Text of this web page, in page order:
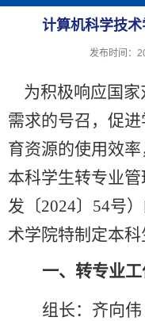
计算机科学技
发布时间：
为积极响应国家
需求的号召，促
育资源的使用效
本科学生转专业管
发 〔2024〕 54号）
术学院特制定本科
一、转专业
组长： 齐向伟